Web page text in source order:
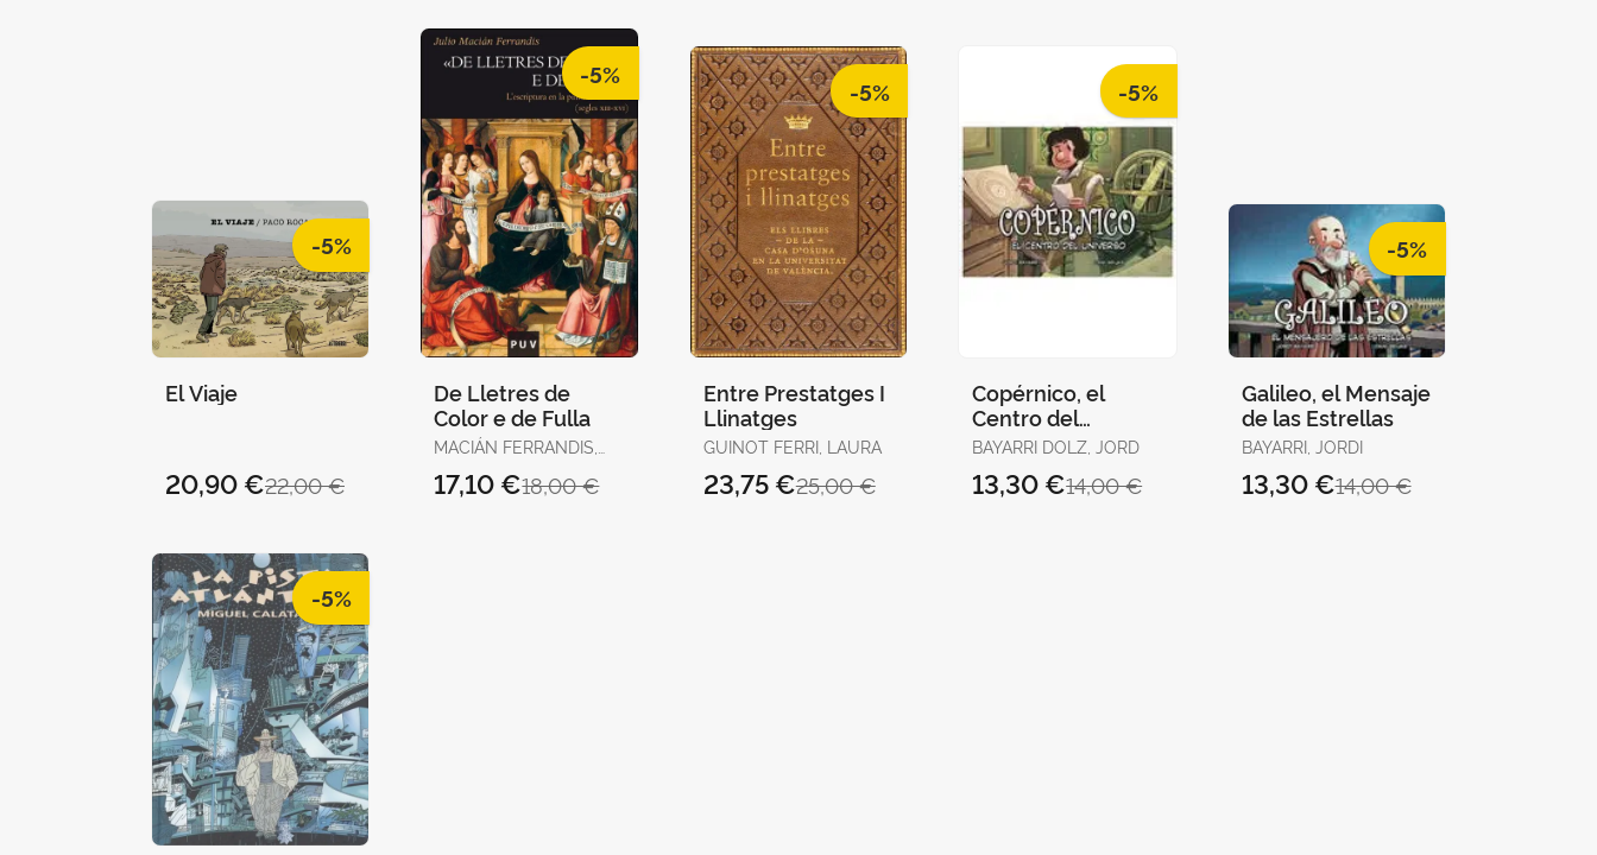
-5%
El Viaje
22,00 €
20,90 €
-5%
De Lletres de
Color e de Fulla
MACIÁN FERRANDIS,
18,00 €
17,10 €
-5%
Entre Prestatges I
Llinatges
GUINOT FERRI, LAURA
25,00 €
23,75 €
-5%
Copérnico, el
Centro del
Universo
BAYARRI DOLZ, JORD
14,00 €
13,30 €
-5%
Galileo, el Mensaje
de las Estrellas
BAYARRI, JORDI
14,00 €
13,30 €
-5%